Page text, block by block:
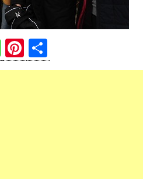
Li
n
Pi
nt 有